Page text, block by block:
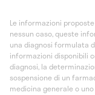
Le informazioni
nessun caso, queste
una diagnosi formulata
informazioni disponibili
diagnosi, la
sospensione di un
medicina generale o